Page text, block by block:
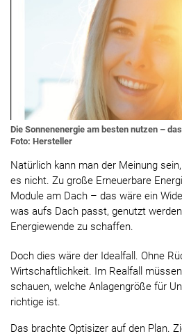
Die Sonnenenergie am besten nutzen –
Foto: Hersteller
Natürlich kann man der Meinung
es nicht. Zu große Erneuerbare
Module am Dach – das wäre ein
was aufs Dach passt, genutzt
Energiewende zu schaffen.
Doch dies wäre der Idealfall. Ohne
Wirtschaftlichkeit. Im Realfall
schauen, welche Anlagengröße für
richtige ist.
Das brachte Optisizer auf den Plan.